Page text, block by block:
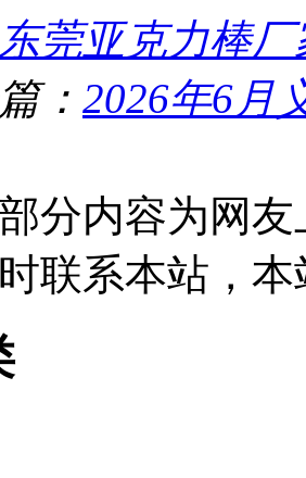
东莞亚克力棒
： 2026年6月
分内容为网
联系本站，